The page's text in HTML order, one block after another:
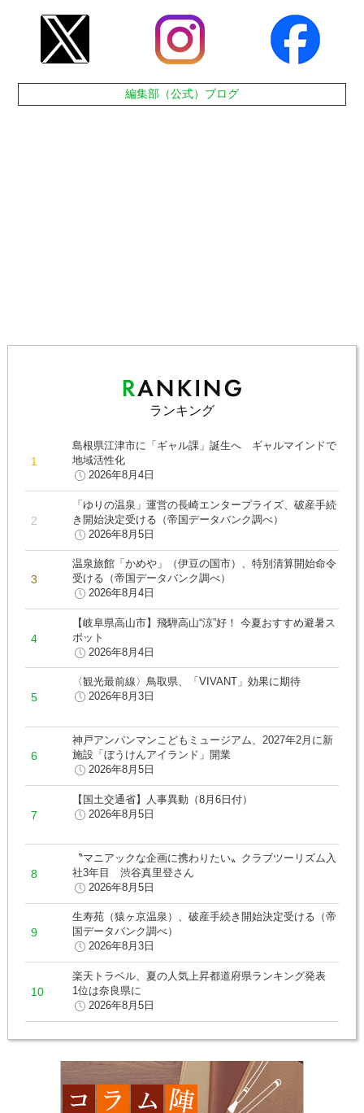
編集部（公式）ブログ
ランキング
島根県江津市に「ギャル課」誕生へ ギャルマインドで
地域活性化
2026年8月4日
「ゆりの温泉」運営の長崎エンタープライズ、破産手続
き開始決定受ける（帝国データバンク調べ）
2026年8月5日
温泉旅館「かめや」（伊豆の国市）、特別清算開始命令
受ける（帝国データバンク調べ）
2026年8月4日
【岐阜県高山市】飛騨高山“涼”好！ 今夏おすすめ避暑ス
ポット
2026年8月4日
〈観光最前線〉鳥取県、「VIVANT」効果に期待
2026年8月3日
神戸アンパンマンこどもミュージアム、2027年2月に新
施設「ぼうけんアイランド」開業
2026年8月5日
【国土交通省】人事異動（8月6日付）
2026年8月5日
〝マニアックな企画に携わりたい〟クラブツーリズム入
社3年目 渋谷真里登さん
2026年8月5日
生寿苑（猿ヶ京温泉）、破産手続き開始決定受ける（帝
国データバンク調べ）
2026年8月3日
楽天トラベル、夏の人気上昇都道府県ランキング発表
1位は奈良県に
2026年8月5日